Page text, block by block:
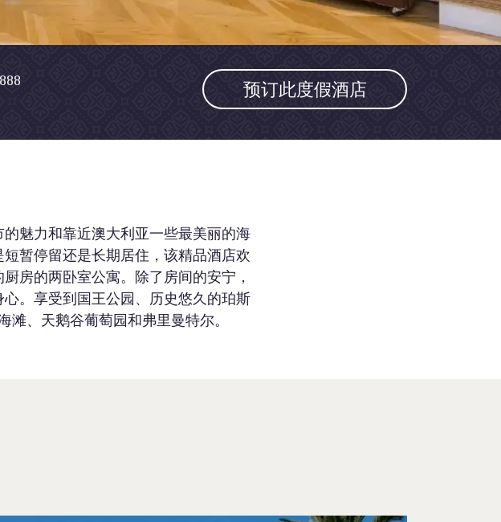
预订此度假酒店
魅力和靠近澳大利亚一些最美丽的海
暂停留还是长期居住，该精品酒店欢
房的两卧室公寓。除了房间的安宁，
。享受到国王公园、历史悠久的珀斯
、天鹅谷葡萄园和弗里曼特尔。